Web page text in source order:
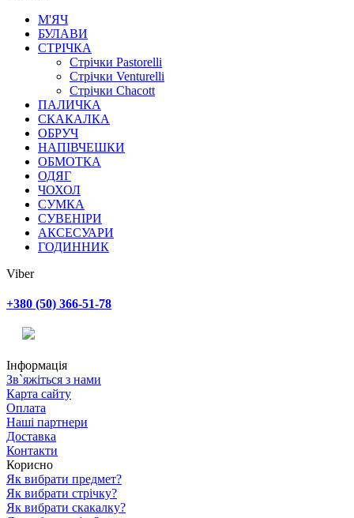
М'ЯЧ
БУЛАВИ
СТРІЧКА
Стрічки Pastorelli
Стрічки Venturelli
Стрічки Chacott
ПАЛИЧКА
СКАКАЛКА
ОБРУЧ
НАПІВЧЕШКИ
ОБМОТКА
ОДЯГ
ЧОХОЛ
СУМКА
СУВЕНІРИ
АКСЕСУАРИ
ГОДИННИК
Viber
+380 (50) 366-51-78
Інформація
Зв`яжіться з нами
Карта сайту
Оплата
Наші партнери
Доставка
Контакти
Корисно
Як вибрати предмет?
Як вибрати стрічку?
Як вибрати скакалку?